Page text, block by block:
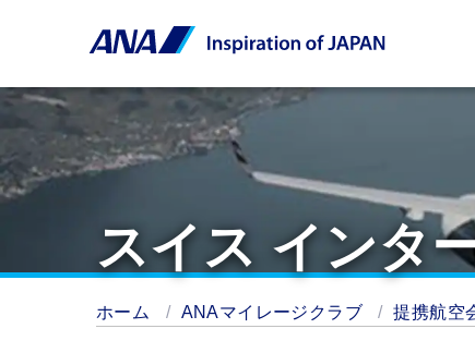
スイス インタ
ホーム ANAマイレージクラブ 提携航空